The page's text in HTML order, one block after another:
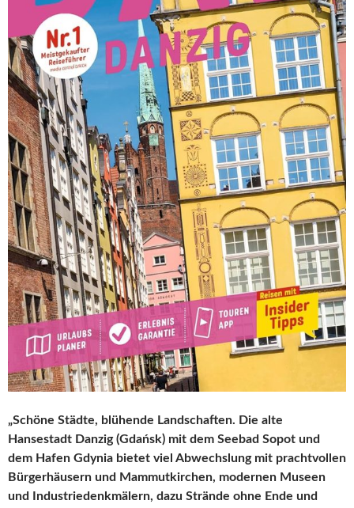
„Schöne Städte, blühende Landschaften. Die alte
Hansestadt Danzig (Gdańsk) mit dem Seebad Sopot und
dem Hafen Gdynia bietet viel Abwechslung mit prachtvollen
Bürgerhäusern und Mammutkirchen, modernen Museen
und Industriedenkmälern, dazu Strände ohne Ende und